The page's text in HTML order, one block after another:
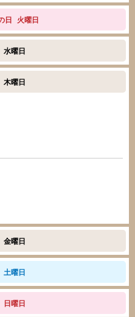
日 火曜日
水曜日
木曜日
金曜日
土曜日
日曜日